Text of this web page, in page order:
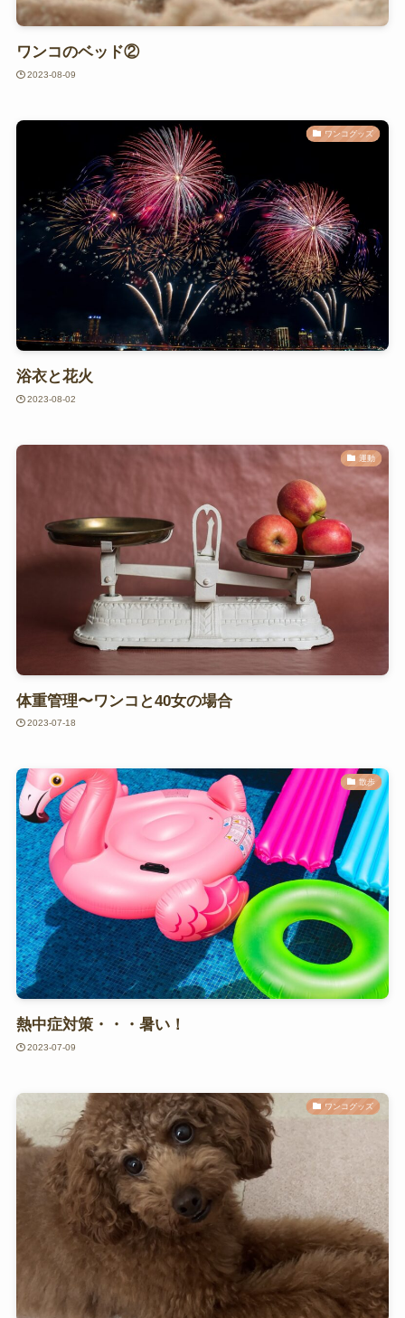
ワンコのベッド②
2023-08-09
ワンコグッズ
浴衣と花火
2023-08-02
運動
体重管理〜ワンコと40女の場合
2023-07-18
散歩
熱中症対策・・・暑い！
2023-07-09
ワンコグッズ